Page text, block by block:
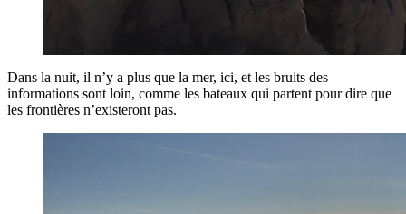
Dans la nuit, il n’y a plus que la mer, ici, et les bruits des
informations sont loin, comme les bateaux qui partent pour dire que
les frontières n’existeront pas.